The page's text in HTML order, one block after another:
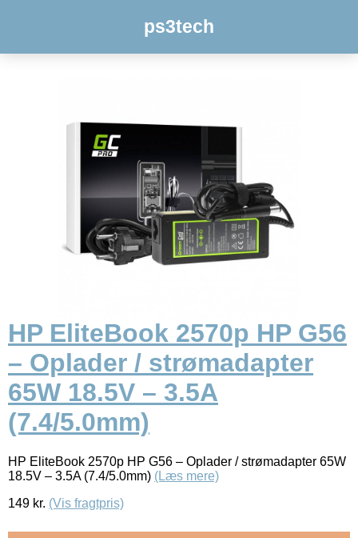
ps3tech
HP EliteBook 2570p HP G56
– Oplader / strømadapter
65W 18.5V – 3.5A
(7.4/5.0mm)
HP EliteBook 2570p HP G56 – Oplader / strømadapter 65W
18.5V – 3.5A (7.4/5.0mm) (Læs mere)
149 kr. (Vis fragtpris)